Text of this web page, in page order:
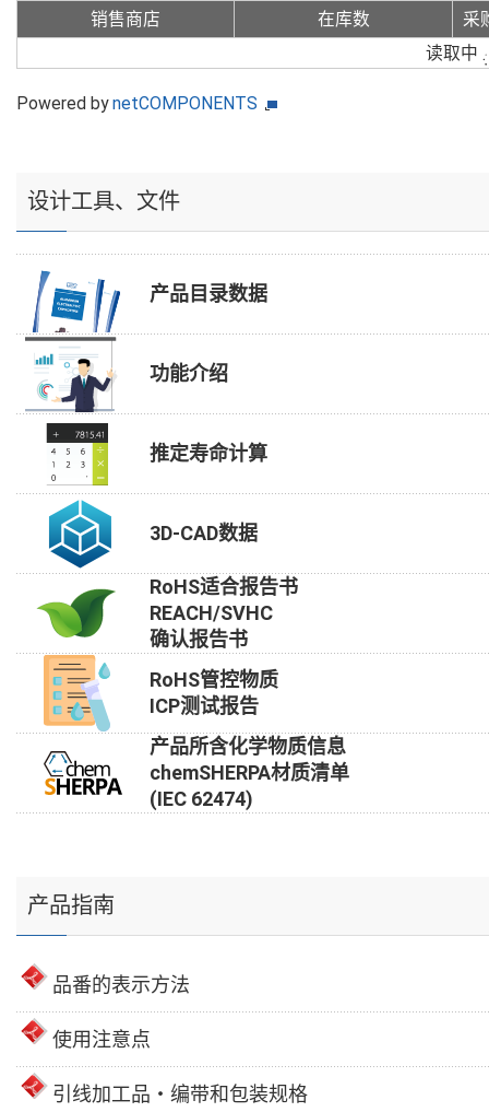
销售商店 在库数
采
读取中
Powered bynetCOMPONENTS
设计工具、文件
产品目录数据
功能介绍
推定寿命计算
3D-CAD数据
RoHS适合报告书
REACH/SVHC
确认报告书
RoHS管控物质
ICP测试报告
产品所含化学物质信息
chemSHERPA材质清单
(IEC 62474)
产品指南
品番的表示方法
使用注意点
引线加工品・编带和包装规格